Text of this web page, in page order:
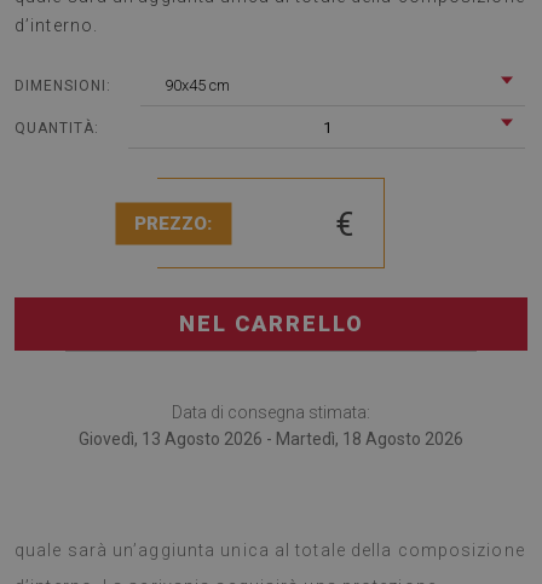
d’interno.
DIMENSIONI: 90x45 cm
QUANTITÀ: 1
PREZZO: €
NEL CARRELLO
Data di consegna stimata:
Giovedì, 13 Agosto 2026 - Martedì, 18 Agosto 2026
quale sarà un’aggiunta unica al totale della composizione